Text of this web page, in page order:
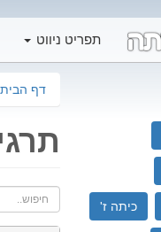
תפריט ניווט
כיתה ז'
דף הבית
חיפוש..